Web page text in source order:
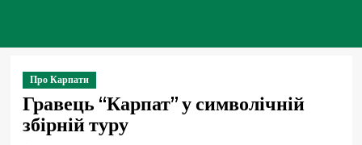
Про Карпати
Гравець “Карпат” у символічній
збірній туру